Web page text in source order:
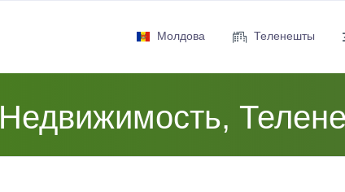
Молдова Теленешты
Недвижимость,